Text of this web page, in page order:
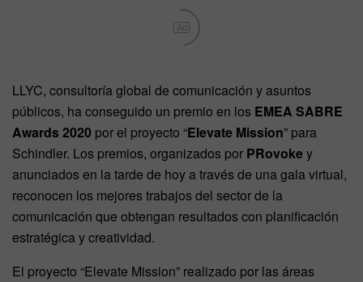
Ad
LLYC, consultoría global de comunicación y asuntos
públicos, ha conseguido un premio en los EMEA SABRE
Awards 2020 por el proyecto “Elevate Mission” para
Schindler. Los premios, organizados por PRovokey
anunciados en la tarde de hoy a través de una gala virtual,
reconocen los mejores trabajos del sector de la
comunicación que obtengan resultados con planificación
estratégica y creatividad.
El proyecto “Elevate Mission” realizado por las áreas